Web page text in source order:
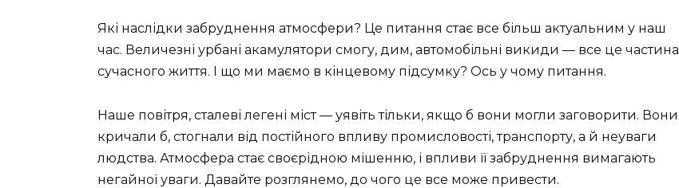
Які наслідки забруднення атмосфери? Це питання стає все більш актуальним у наш
час. Величезні урбaні акамулятори смогу, дим, автомобільні викиди — все це частина
сучасного життя. І що ми маємо в кінцевому підсумку? Ось у чому питання.
Наше повітря, сталеві легені міст — уявіть тільки, якщо б вони могли заговорити. Вони
кричали б, стогнали від постійного впливу промисловості, транспорту, а й неуваги
людства. Атмосфера стає своєрідною мішенню, і впливи її забруднення вимагають
негайної уваги. Давайте розглянемо, до чого це все може привести.